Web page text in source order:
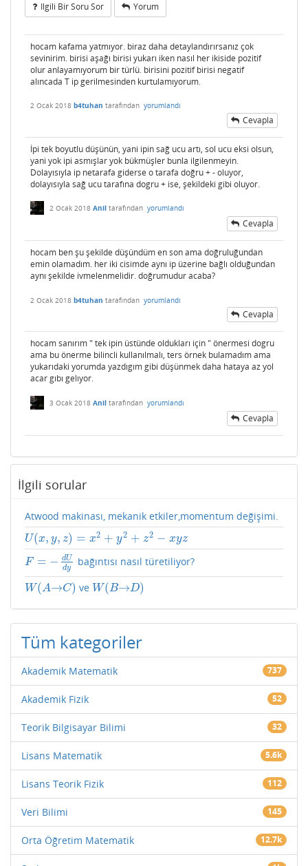
Ilgili Bir Soru Sor Yorum
hocam kafama yatmıyor. biraz daha detaylandırırsanız çok
sevinirim. birisi aşağı birisi yukarı iken nasıl her ikiside pozitif
olur anlayamıyorum bir türlü. birisini pozitif birisi negatif
alıncada T ip gerilmesinden kurtulamıyorum.
2 Ocak 2018 b4tuhan tarafından yorumlandı
Cevapla
İpi tek boyutlu düşünün, yani ipin sağ ucu artı, sol ucu eksi olsun,
yani yok ipi asmışlar yok bükmüşler bunla ilgilenmeyin.
Dolayısıyla ip netarafa giderse o tarafa doğru + - oluyor,
dolayısıyla sağ ucu tarafına dogru + ise, şekildeki gibi oluyor.
2 Ocak 2018 Anil tarafından yorumlandı
Cevapla
hocam ben şu şekilde düşündüm en son ama doğruluğundan
emin olamadım. her iki cisimde aynı ip üzerine bağlı olduğundan
aynı şekilde ivmelenmelidir. doğrumudur acaba?
2 Ocak 2018 b4tuhan tarafından yorumlandı
Cevapla
hocam sanırım " tek ipin üstünde oldukları için " önermesi dogru
ama bu önerme bilincli kullanılmalı, ters örnek bulamadım ama
yukarıdaki yorumda yazdıgım gibi düşünmek daha hataya az yol
acar gıbı gelıyor.
3 Ocak 2018 Anil tarafından yorumlandı
Cevapla
İlgili sorular
Atwood makinası, mekanik etkiler,momentum değişimi.
U(x, y, z) = x2 + y2 + z2 − xyz
U(x,y, z)= x2 y2 +z2 −x yz
F = − dU
dy
F= −d Ud y bağıntısı nasıl türetiliyor?
W(A
W(A →
→C)
C) ve W(B
W(B →
→D)
D)
Tüm kategoriler
Akademik Matematik 737
Akademik Fizik 52
Teorik Bilgisayar Bilimi 32
Lisans Matematik 5.6k
Lisans Teorik Fizik 112
Veri Bilimi 145
Orta Öğretim Matematik 12.7k